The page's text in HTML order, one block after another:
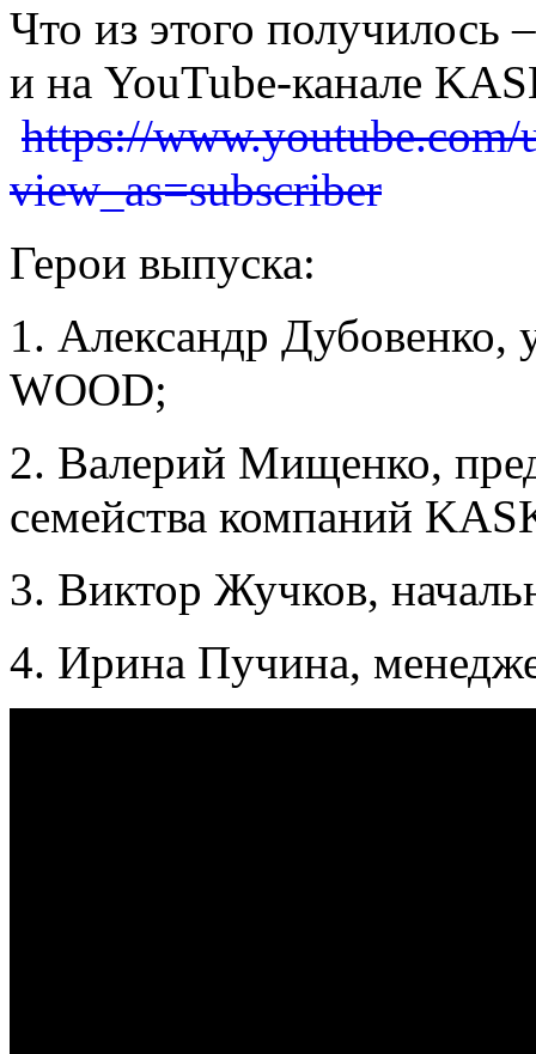
Что из этого получилось
и на YouTube-каналe
https://www.youtube.com/
view_as=subscriber
Герои выпуска:
1. Александр
WOOD;
2. Валерий Мищенко,
семейства компаний
3. Виктор Жучков,
4. Ирина Пучина,